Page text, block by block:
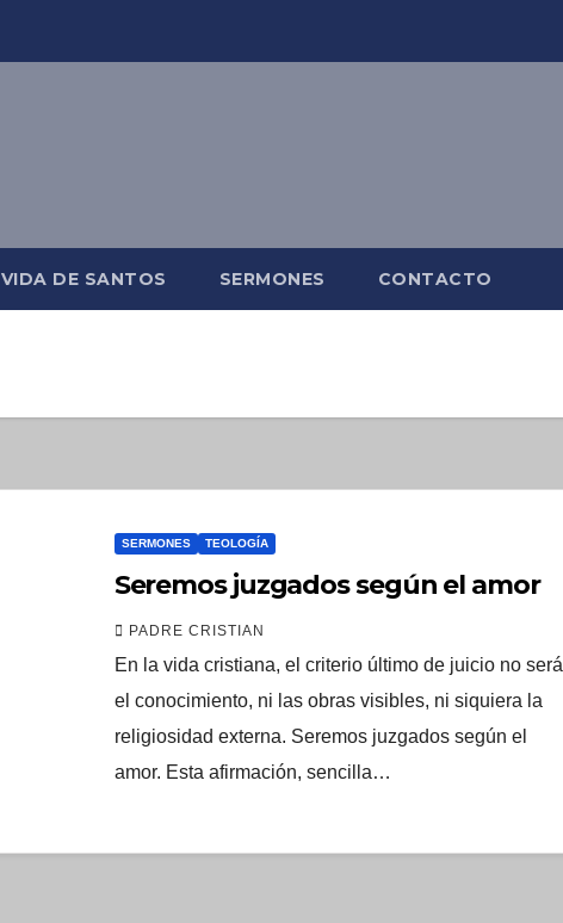
VIDA DE SANTOS SERMONES CONTACTO
SERMONES TEOLOGÍA
Seremos juzgados según el amor
PADRE CRISTIAN
En la vida cristiana, el criterio último de juicio no será
el conocimiento, ni las obras visibles, ni siquiera la
religiosidad externa. Seremos juzgados según el
amor. Esta afirmación, sencilla…